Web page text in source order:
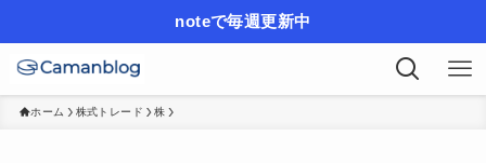
noteで毎週更新中
ホーム 株式トレード 株